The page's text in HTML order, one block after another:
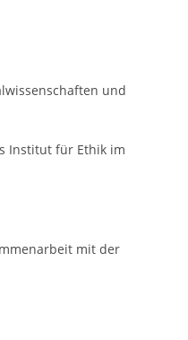
und
Institut für Ethik im
mit der